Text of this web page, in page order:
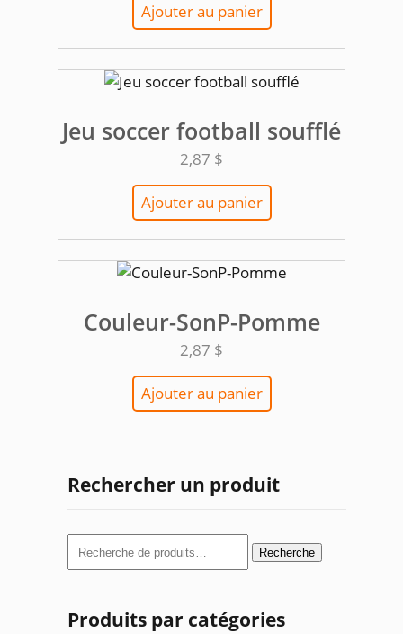
Ajouter au panier
Jeu soccer football soufflé
2,87 $
Ajouter au panier
Couleur-SonP-Pomme
2,87 $
Ajouter au panier
Rechercher un produit
Recherche
pour :
Recherche
Produits par catégories